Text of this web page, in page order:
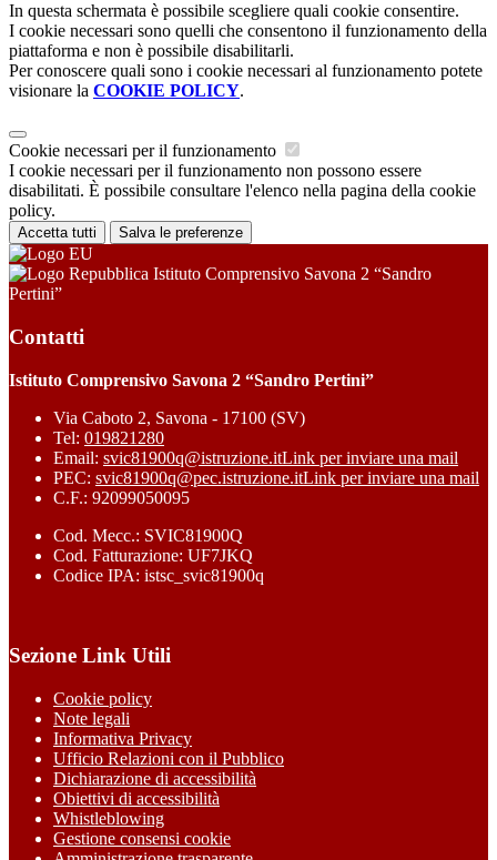
In questa schermata è possibile scegliere quali cookie consentire.
I cookie necessari sono quelli che consentono il funzionamento della
piattaforma e non è possibile disabilitarli.
Per conoscere quali sono i cookie necessari al funzionamento potete
visionare la COOKIE POLICY.
Cookie necessari per il funzionamento
I cookie necessari per il funzionamento non possono essere
disabilitati. È possibile consultare l'elenco nella pagina della cookie
policy.
Accetta tutti Salva le preferenze
Istituto Comprensivo Savona 2 “Sandro
Pertini”
Contatti
Istituto Comprensivo Savona 2 “Sandro Pertini”
Via Caboto 2, Savona - 17100 (SV)
Tel: 019821280
Email: svic81900q@istruzione.itLink per inviare una mail
PEC: svic81900q@pec.istruzione.itLink per inviare una mail
C.F.: 92099050095
Cod. Mecc.: SVIC81900Q
Cod. Fatturazione: UF7JKQ
Codice IPA: istsc_svic81900q
Sezione Link Utili
Cookie policy
Note legali
Informativa Privacy
Ufficio Relazioni con il Pubblico
Dichiarazione di accessibilità
Obiettivi di accessibilità
Whistleblowing
Gestione consensi cookie